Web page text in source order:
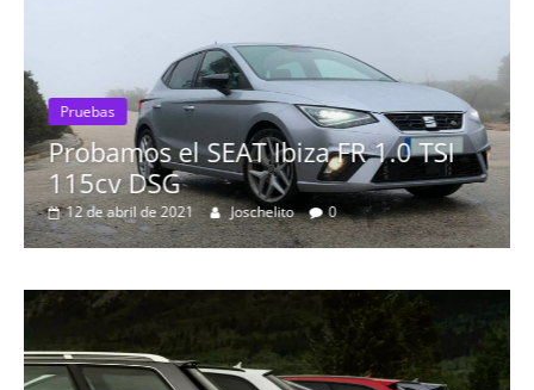
Pruebas
Probamos el SEAT Ibiza FR 1.0 TSI
115cv DSG
12 de abril de 2021 Joschelito 0